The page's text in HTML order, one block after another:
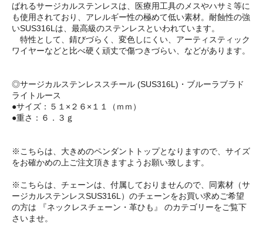
ばれるサージカルステンレスは、医療用工具のメスやハサミ等に
も使用されており、アレルギー性の極めて低い素材。耐蝕性の強
いSUS316Lは、最高級のステンレスといわれています。
特性として、錆びづらく、変色しにくい、アーティスティック
ワイヤーなどと比べ硬く頑丈で傷つきづらい、などがあります。
◎サージカルステンレススチール (SUS316L)・ブルーラブラド
ライトルース
●サイズ：５１×２６×１１（ｍｍ）
●重さ：６．３ｇ
※こちらは、大きめのペンダントトップとなりますので、サイズ
をお確かめの上ご注文頂きますようお願い致します。
※こちらは、チェーンは、付属しておりませんので、同素材（サ
ージカルステンレスSUS316L）のチェーンをお買い求めご希望
の方は 『ネックレスチェーン・革ひも』 のカテゴリーをご覧下
さいませ。